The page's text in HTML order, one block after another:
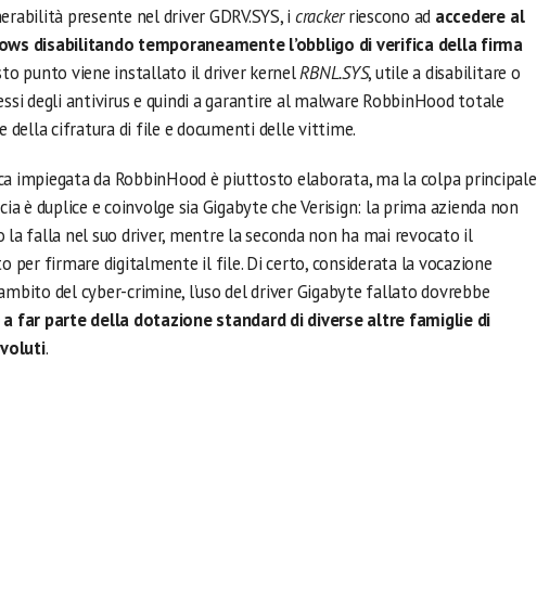
presente nel driver GDRV.SYS, i crackerriescono ad accedere al
disabilitando temporaneamente l’obbligo di verifica della firma
punto viene installato il driver kernelRBNL.SYS, utile a disabilitare o
degli antivirus e quindi a garantire al malware RobbinHood totale
della cifratura di file e documenti delle vittime.
impiegata da RobbinHood è piuttosto elaborata, ma la colpa principale
è duplice e coinvolge sia Gigabyte che Verisign: la prima azienda non
falla nel suo driver, mentre la seconda non ha mai revocato il
per firmare digitalmente il file. Di certo, considerata la vocazione
del cyber-crimine, l’uso del driver Gigabyte fallato dovrebbe
far parte della dotazione standard di diverse altre famiglie di
.